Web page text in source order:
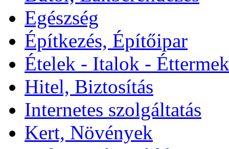
Egészség
Építkezés, Építőipar
Ételek - Italok - Éttermek
Hitel, Biztosítás
Internetes szolgáltatás
Kert, Növények